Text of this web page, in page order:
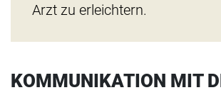
Arzt zu erleichtern.
KOMMUNIKATION MIT